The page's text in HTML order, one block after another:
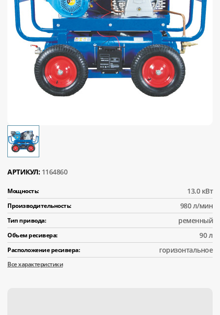
АРТИКУЛ: 1164860
Мощность: 13.0 кВт
Производительность: 980 л/мин
Тип привода: ременный
Объем ресивера: 90 л
Расположение ресивера: горизонтальное
Все характеристики